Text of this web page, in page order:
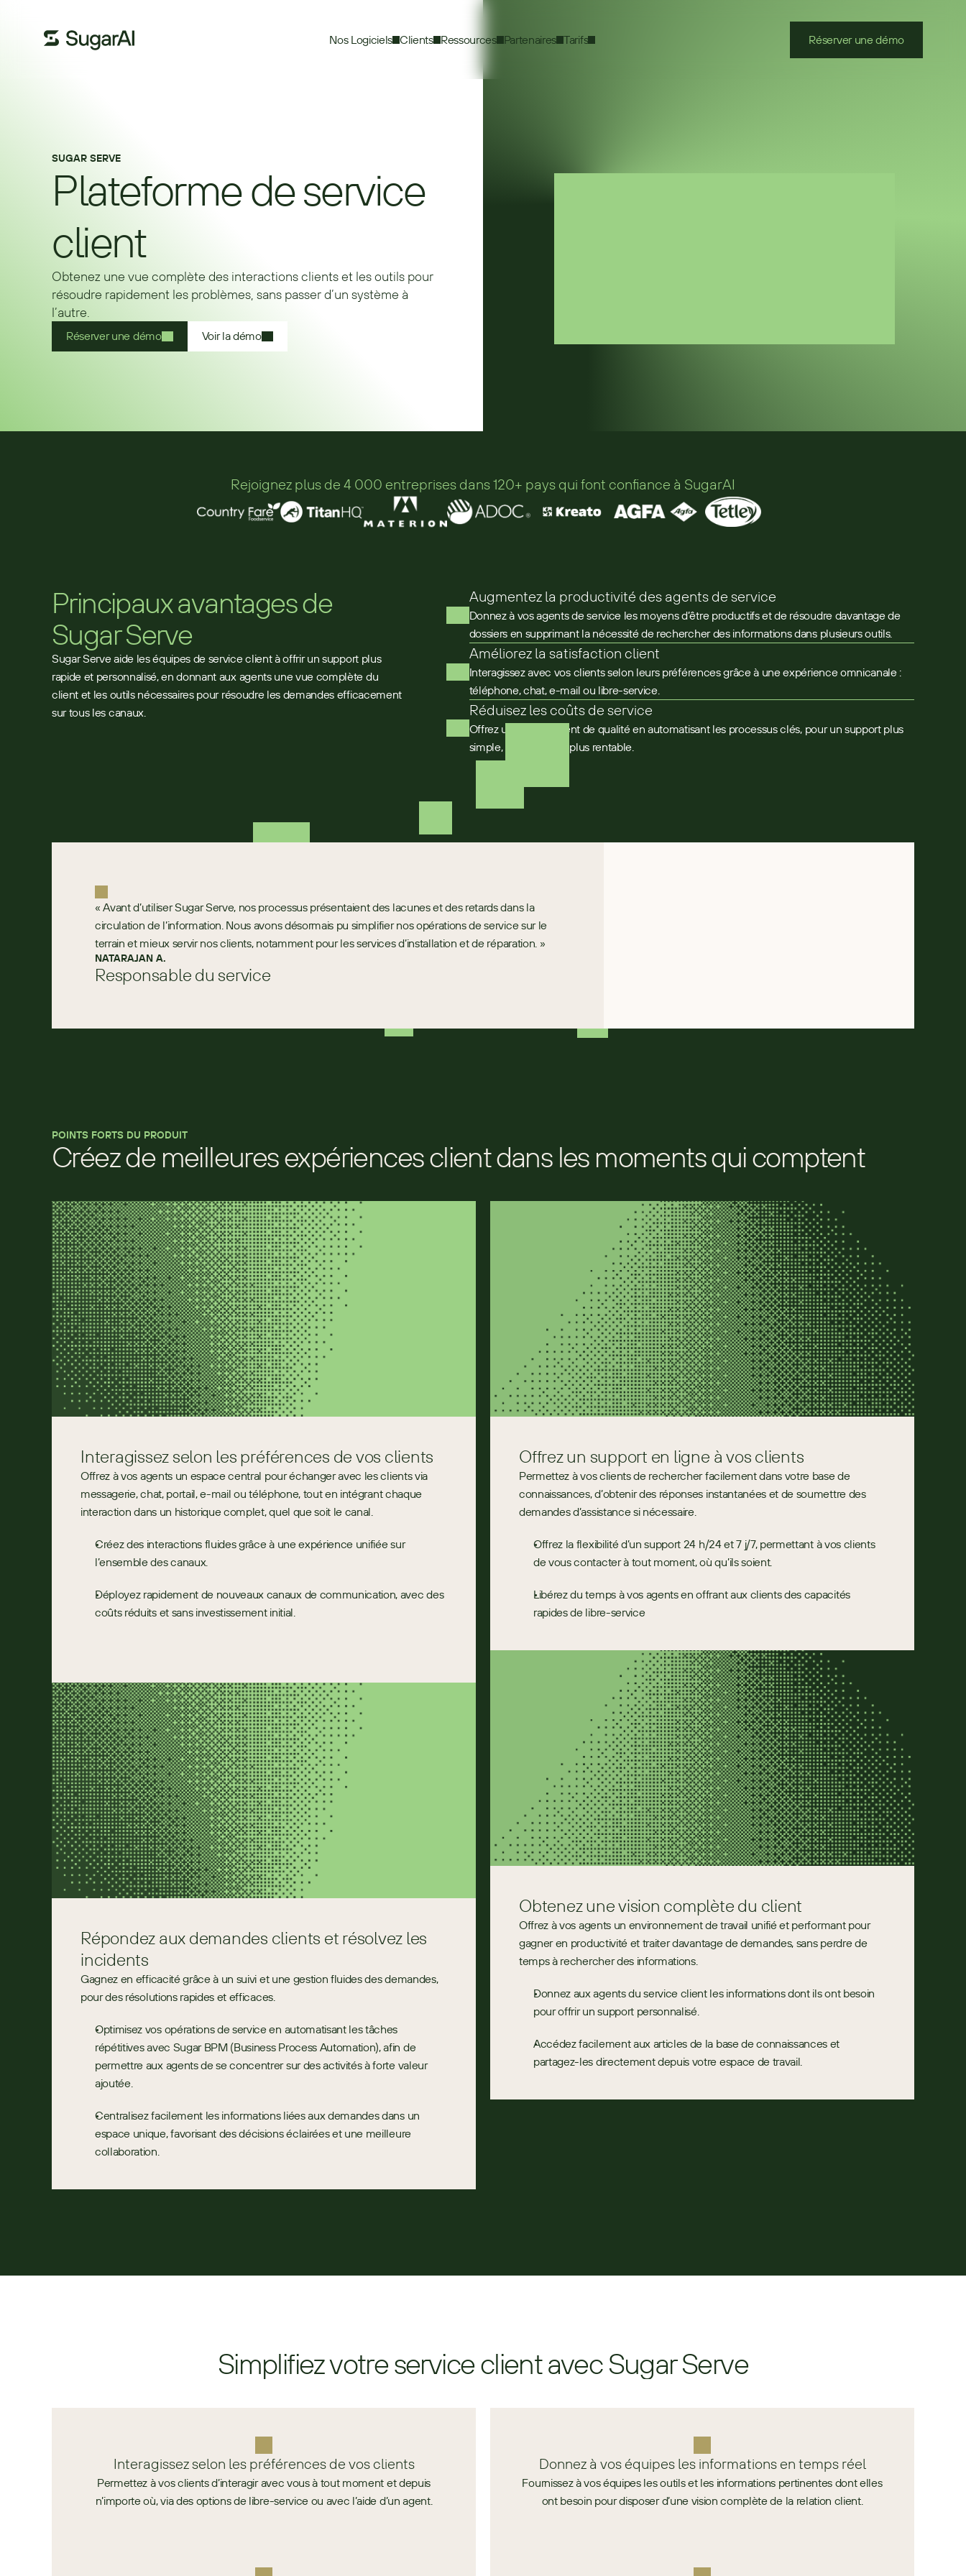
Nos Logiciels Clients Ressources Partenaires Tarifs Réserver une démo
SUGAR SERVE
Plateforme de service
client
Obtenez une vue complète des interactions clients et les outils pour
résoudre rapidement les problèmes, sans passer d’un système à
l’autre.
Réserver une démo Voir la démo
Rejoignez plus de 4 000 entreprises dans 120+ pays qui font confiance à SugarAI
Principaux avantages de
Sugar Serve
Sugar Serve aide les équipes de service client à offrir un support plus
rapide et personnalisé, en donnant aux agents une vue complète du
client et les outils nécessaires pour résoudre les demandes efficacement
sur tous les canaux.
Augmentez la productivité des agents de service
Donnez à vos agents de service les moyens d’être productifs et de résoudre davantage de
dossiers en supprimant la nécessité de rechercher des informations dans plusieurs outils.
Améliorez la satisfaction client
Interagissez avec vos clients selon leurs préférences grâce à une expérience omnicanale :
téléphone, chat, e-mail ou libre-service.
Réduisez les coûts de service
Offrez un service client de qualité en automatisant les processus clés, pour un support plus
simple, plus fluide et plus rentable.
« Avant d’utiliser Sugar Serve, nos processus présentaient des lacunes et des retards dans la
circulation de l’information. Nous avons désormais pu simplifier nos opérations de service sur le
terrain et mieux servir nos clients, notamment pour les services d’installation et de réparation. »
NATARAJAN A.
Responsable du service
POINTS FORTS DU PRODUIT
Créez de meilleures expériences client dans les moments qui comptent
Interagissez selon les préférences de vos clients
Offrez à vos agents un espace central pour échanger avec les clients via
messagerie, chat, portail, e-mail ou téléphone, tout en intégrant chaque
interaction dans un historique complet, quel que soit le canal.
Créez des interactions fluides grâce à une expérience unifiée sur
l’ensemble des canaux.
Déployez rapidement de nouveaux canaux de communication, avec des
coûts réduits et sans investissement initial.
Répondez aux demandes clients et résolvez les
incidents
Gagnez en efficacité grâce à un suivi et une gestion fluides des demandes,
pour des résolutions rapides et efficaces.
Optimisez vos opérations de service en automatisant les tâches
répétitives avec Sugar BPM (Business Process Automation), afin de
permettre aux agents de se concentrer sur des activités à forte valeur
ajoutée.
Centralisez facilement les informations liées aux demandes dans un
espace unique, favorisant des décisions éclairées et une meilleure
collaboration.
Offrez un support en ligne à vos clients
Permettez à vos clients de rechercher facilement dans votre base de
connaissances, d’obtenir des réponses instantanées et de soumettre des
demandes d’assistance si nécessaire.
Offrez la flexibilité d’un support 24 h/24 et 7 j/7, permettant à vos clients
de vous contacter à tout moment, où qu’ils soient.
Libérez du temps à vos agents en offrant aux clients des capacités
rapides de libre-service
Obtenez une vision complète du client
Offrez à vos agents un environnement de travail unifié et performant pour
gagner en productivité et traiter davantage de demandes, sans perdre de
temps à rechercher des informations.
Donnez aux agents du service client les informations dont ils ont besoin
pour offrir un support personnalisé.
Accédez facilement aux articles de la base de connaissances et
partagez-les directement depuis votre espace de travail.
Simplifiez votre service client avec Sugar Serve
Interagissez selon les préférences de vos clients
Permettez à vos clients d’interagir avec vous à tout moment et depuis
n’importe où, via des options de libre-service ou avec l’aide d’un agent.
Donnez à vos équipes les informations en temps réel
Fournissez à vos équipes les outils et les informations pertinentes dont elles
ont besoin pour disposer d’une vision complète de la relation client.